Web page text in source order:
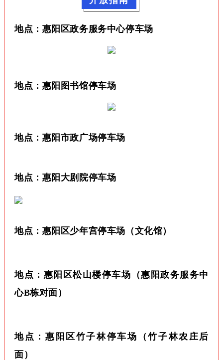
地点： 惠阳区政务服务中心停车场
地点： 惠阳图书馆停车场
地点： 惠阳市政广场停车场
地点： 惠阳大剧院停车场
地点： 惠阳区少年宫停车场（文化馆）
地点： 惠阳区松山楼停车场（惠阳政务服务中
心B栋对面）
地点： 惠阳区竹子林停车场（竹子林农庄后
面）